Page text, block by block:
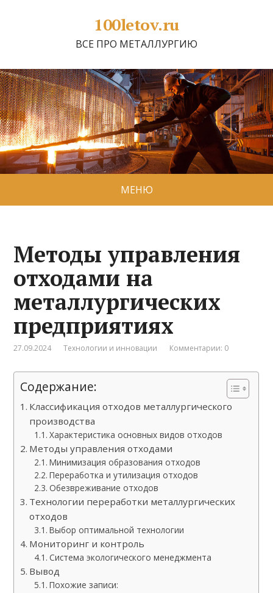
100letov.ru
ВСЕ ПРО МЕТАЛЛУРГИЮ
МЕНЮ
Методы управления
отходами на
металлургических
предприятиях
27.09.2024 Технологии и инновации Комментарии: 0
Содержание:
Классификация отходов металлургического
производства
Характеристика основных видов отходов
Методы управления отходами
Минимизация образования отходов
Переработка и утилизация отходов
Обезвреживание отходов
Технологии переработки металлургических
отходов
Выбор оптимальной технологии
Мониторинг и контроль
Система экологического менеджмента
Вывод
Похожие записи: